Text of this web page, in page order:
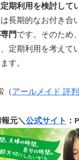
定期利用を検討して
長期的なお付き合
門です。そのため
、定期利用を考えて
す。
（アールメイド 評判
元＼ 公式サイト ：